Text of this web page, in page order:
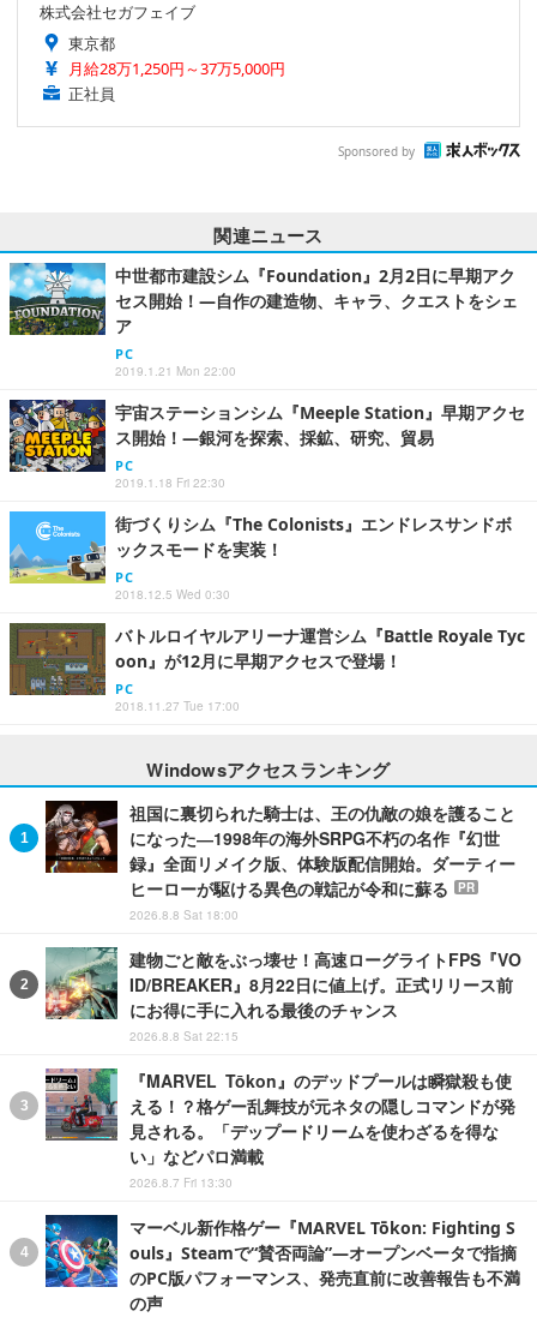
株式会社セガフェイブ
東京都
月給28万1,250円～37万5,000円
正社員
Sponsored by
関連ニュース
中世都市建設シム『Foundation』2月2日に早期アク
セス開始！―自作の建造物、キャラ、クエストをシェ
ア
PC
2019.1.21 Mon 22:00
宇宙ステーションシム『Meeple Station』早期アクセ
ス開始！―銀河を探索、採鉱、研究、貿易
PC
2019.1.18 Fri 22:30
街づくりシム『The Colonists』エンドレスサンドボ
ックスモードを実装！
PC
2018.12.5 Wed 0:30
バトルロイヤルアリーナ運営シム『Battle Royale Tyc
oon』が12月に早期アクセスで登場！
PC
2018.11.27 Tue 17:00
Windowsアクセスランキング
祖国に裏切られた騎士は、王の仇敵の娘を護ること
になった―1998年の海外SRPG不朽の名作『幻世
録』全面リメイク版、体験版配信開始。ダーティー
ヒーローが駆ける異色の戦記が令和に蘇る
PR
2026.8.8 Sat 18:00
建物ごと敵をぶっ壊せ！高速ローグライトFPS『VO
ID/BREAKER』8月22日に値上げ。正式リリース前
にお得に手に入れる最後のチャンス
2026.8.8 Sat 22:15
『MARVEL Tōkon』のデッドプールは瞬獄殺も使
える！？格ゲー乱舞技が元ネタの隠しコマンドが発
見される。「デップードリームを使わざるを得な
い」などパロ満載
2026.8.7 Fri 13:30
マーベル新作格ゲー『MARVEL Tōkon: Fighting S
ouls』Steamで“賛否両論”―オープンベータで指摘
のPC版パフォーマンス、発売直前に改善報告も不満
の声